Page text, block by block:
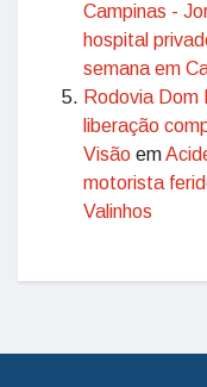
Campinas -
hospital
semana em
Rodovia Dom
liberação
Visão em
motorista
Valinhos